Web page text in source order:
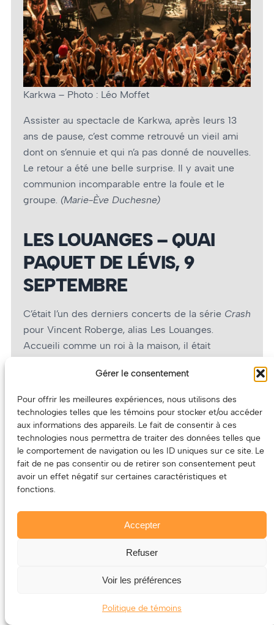
Gérer le consentement
Pour offrir les meilleures expériences, nous utilisons des
technologies telles que les témoins pour stocker et/ou accéder
aux informations des appareils. Le fait de consentir à ces
technologies nous permettra de traiter des données telles que
le comportement de navigation ou les ID uniques sur ce site. Le
fait de ne pas consentir ou de retirer son consentement peut
avoir un effet négatif sur certaines caractéristiques et
fonctions.
Accepter
Refuser
Voir les préférences
Politique de témoins
Karkwa – Photo : Léo Moffet
Assister au spectacle de Karkwa, après leurs 13
ans de pause, c’est comme retrouvé un vieil ami
dont on s’ennuie et qui n’a pas donné de nouvelles.
Le retour a été une belle surprise. Il y avait une
communion incomparable entre la foule et le
groupe. (Marie-Ève Duchesne)
LES LOUANGES – QUAI
PAQUET DE LÉVIS, 9
SEPTEMBRE
C’était l’un des derniers concerts de la série Crash
pour Vincent Roberge, alias Les Louanges.
Accueili comme un roi à la maison, il était
été sur la route.(Marie-Ève Duchesne)
MALAIMÉ SOLEIL – ST-
ROCH XP (AMPLI DE
QUÉBEC), 9 SEPTEMBRE